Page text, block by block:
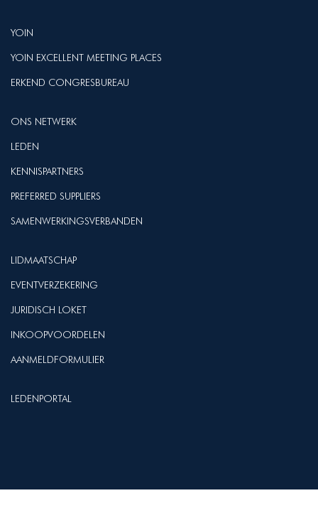
YOIN
YOIN EXCELLENT MEETING PLACES
ERKEND CONGRESBUREAU
ONS NETWERK
LEDEN
KENNISPARTNERS
PREFERRED SUPPLIERS
SAMENWERKINGSVERBANDEN
LIDMAATSCHAP
EVENTVERZEKERING
JURIDISCH LOKET
INKOOPVOORDELEN
AANMELDFORMULIER
LEDENPORTAL